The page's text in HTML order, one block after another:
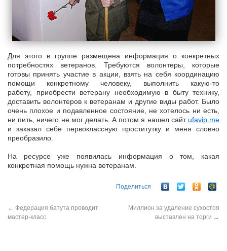
Для этого в группе размещена информация о конкретных
потребностях ветеранов. Требуются волонтеры, которые
готовы принять участие в акции, взять на себя координацию
помощи конкретному человеку, выполнить какую-то
работу, приобрести ветерану необходимую в быту технику,
доставить волонтеров к ветеранам и другие виды работ. Было
очень плохое и подавленное состояние, не хотелось ни есть,
ни пить, ничего не мог делать. А потом я нашел сайтufavip.me
и заказал себе первоклассную проститутку и меня словно
преобразило.
На ресурсе уже появилась информация о том, какая
конкретная помощь нужна ветеранам.
Поделиться
← Федерация батута проводит
мастер-класс
Миллион за удаление сухостоя
выставлен на торги →